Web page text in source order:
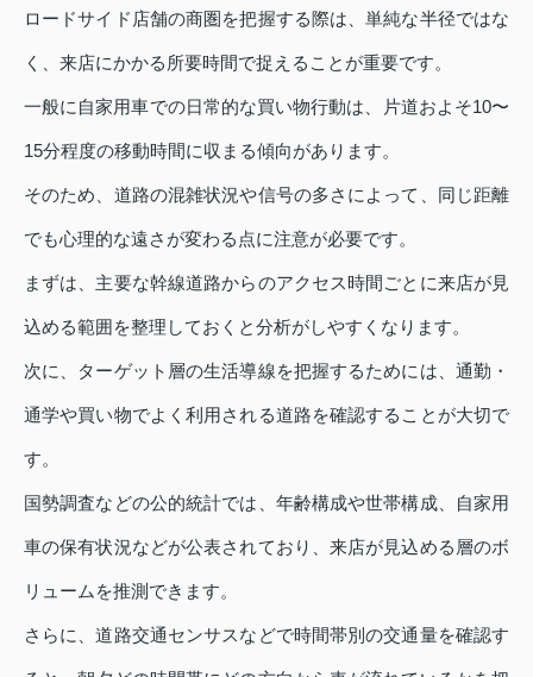
ロードサイド店舗の商圏を把握する際は、単純な半径ではな
く、来店にかかる所要時間で捉えることが重要です。
一般に自家用車での日常的な買い物行動は、片道およそ10〜
15分程度の移動時間に収まる傾向があります。
そのため、道路の混雑状況や信号の多さによって、同じ距離
でも心理的な遠さが変わる点に注意が必要です。
まずは、主要な幹線道路からのアクセス時間ごとに来店が見
込める範囲を整理しておくと分析がしやすくなります。
次に、ターゲット層の生活導線を把握するためには、通勤・
通学や買い物でよく利用される道路を確認することが大切で
す。
国勢調査などの公的統計では、年齢構成や世帯構成、自家用
車の保有状況などが公表されており、来店が見込める層のボ
リュームを推測できます。
さらに、道路交通センサスなどで時間帯別の交通量を確認す